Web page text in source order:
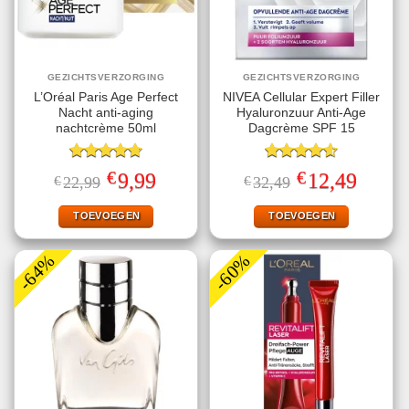
GEZICHTSVERZORGING
L’Oréal Paris Age Perfect
Nacht anti-aging
nachtcrème 50ml
Gewaardeerd
4.75uit 5
€22,99 Oorspronkelijke
prijs
was:
€22,99.
€9,99Huidige
prijs
TOEVOEGEN
GEZICHTSVERZORGING
NIVEA Cellular Expert Filler
Hyaluronzuur Anti-Age
Dagcrème SPF 15
Gewaardeerd
4.60uit 5
€32,49 Oorspronkelijke
prijs
was:
€32,49.
€12,49Huidige
prijs
TOEVOEGEN
-64% -60%